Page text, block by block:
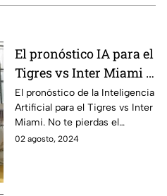
El pronóstico IA para el
Tigres vs Inter Miami |
Summer Show
El pronóstico de la Inteligencia
Artificial para el Tigres vs Inter
Miami. No te pierdas el
Summer Show de lunes a
02 agosto, 2024